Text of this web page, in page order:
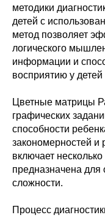
методики
детей с
метод позволяет
логического
информации и
восприятию у
Цветные матрицы
графических
способности
закономерностей
включает
предназначена для
сложности.
Процесс